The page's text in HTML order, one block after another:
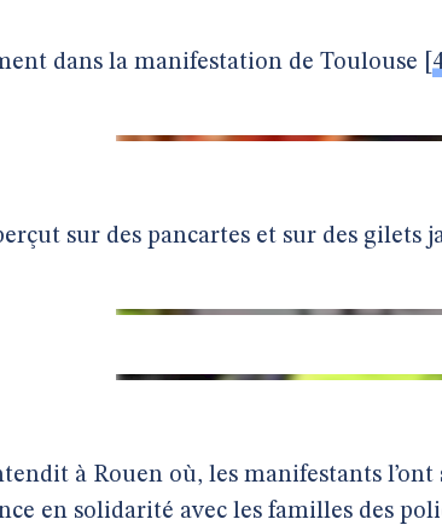
dans la manifestation de Toulouse
sur des pancartes et sur des gilets
à Rouen où, les manifestants
en solidarité avec les familles des